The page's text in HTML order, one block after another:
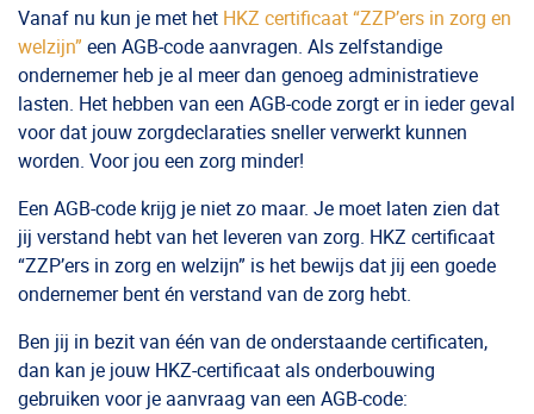
Vanaf nu kun je met het HKZ certificaat “ZZP’ers in zorg en
welzijn” een AGB-code aanvragen. Als zelfstandige
ondernemer heb je al meer dan genoeg administratieve
lasten. Het hebben van een AGB-code zorgt er in ieder geval
voor dat jouw zorgdeclaraties sneller verwerkt kunnen
worden. Voor jou een zorg minder!
Een AGB-code krijg je niet zo maar. Je moet laten zien dat
jij verstand hebt van het leveren van zorg. HKZ certificaat
“ZZP’ers in zorg en welzijn” is het bewijs dat jij een goede
ondernemer bent én verstand van de zorg hebt.
Ben jij in bezit van één van de onderstaande certificaten,
dan kan je jouw HKZ-certificaat als onderbouwing
gebruiken voor je aanvraag van een AGB-code: